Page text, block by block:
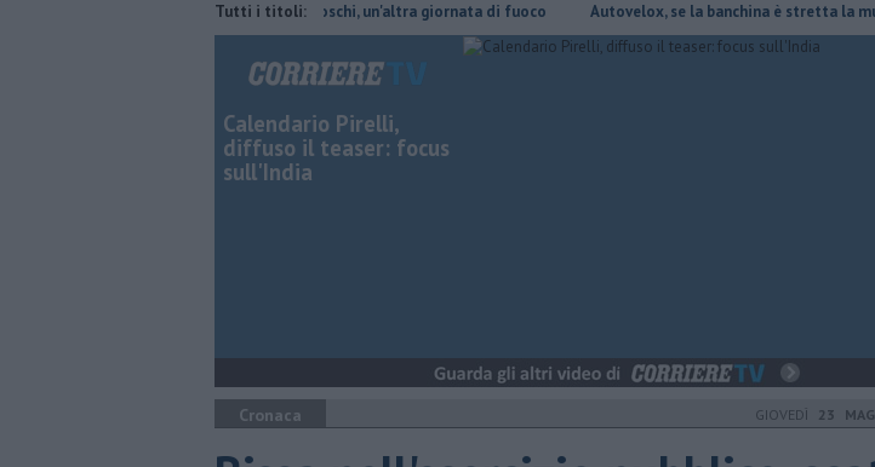
Tutti i titoli:
Incendi nei boschi, un'altra giornata di fuoco Autovelox, se la banchina è stretta la multa è
Calendario Pirelli,
diffuso il teaser: focus
sull'India
Cronaca GIOVEDÌ 23